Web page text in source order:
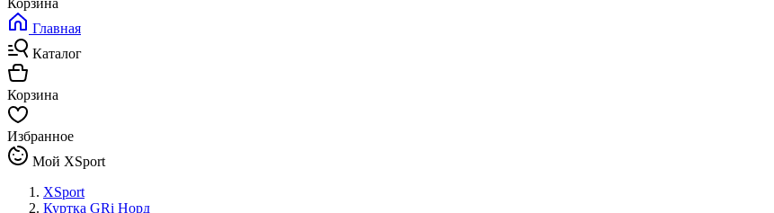
Корзина
Главная
Каталог
Корзина
Избранное
Мой XSport
XSport
Куртка GRi Норд